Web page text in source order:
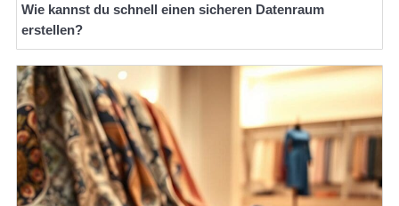
Wie kannst du schnell einen sicheren Datenraum
erstellen?